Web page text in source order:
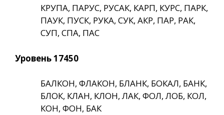
КРУПА, ПАРУС, РУСАК, КАРП, КУРС, ПАРК,
ПАУК, ПУСК, РУКА, СУК, АКР, ПАР, РАК,
СУП, СПА, ПАС
Уровень 17450
БАЛКОН, ФЛАКОН, БЛАНК, БОКАЛ, БАНК,
БЛОК, КЛАН, КЛОН, ЛАК, ФОЛ, ЛОБ, КОЛ,
КОН, ФОН, БАК